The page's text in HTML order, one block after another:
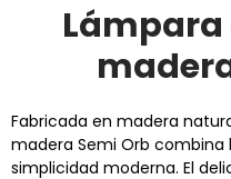
Fabricada en madera
madera Semi Orb
simplicidad moderna. El